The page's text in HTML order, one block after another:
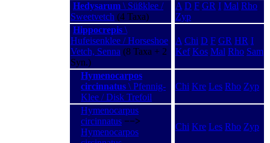
Hedysarum \ Süßklee /
Sweetvetch (4 Taxa)
A D F GR I Mal Rho
Zyp
Hippocrepis \
Hufeisenklee / Horseshoe
Vetch, Senna (8 Taxa + 2
Syn.)
A Chi D F GR HR I
Kef Kos Mal Rho Sam
Hymenocarpos
circinnatus \ Pfennig-
Klee / Disk Trefoil
Chi Kre Les Rho Zyp
Hymenocarpus
circinnatus −−>
Hymenocarpos
Chi Kre Les Rho Zyp